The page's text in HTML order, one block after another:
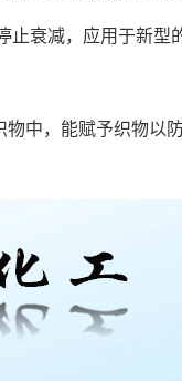
衰减，应用于新型
中，能赋予织物以